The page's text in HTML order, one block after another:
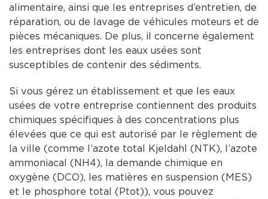
alimentaire, ainsi que les entreprises d’entretien, de
réparation, ou de lavage de véhicules moteurs et de
pièces mécaniques. De plus, il concerne également
les entreprises dont les eaux usées sont
susceptibles de contenir des sédiments.
Si vous gérez un établissement et que les eaux
usées de votre entreprise contiennent des produits
chimiques spécifiques à des concentrations plus
élevées que ce qui est autorisé par le règlement de
la ville (comme l’azote total Kjeldahl (NTK), l’azote
ammoniacal (NH4), la demande chimique en
oxygène (DCO), les matières en suspension (MES)
et le phosphore total (Ptot)), vous pouvez